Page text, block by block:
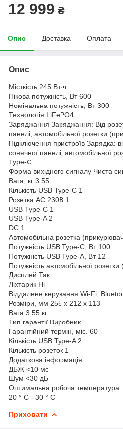
12 999 ₴
Опис Доставка Оплата
Опис
Місткість 245 Вт·ч
Пікова потужність, Вт 600
Номінальна потужність, Вт 300
Технологія LiFePO4
Заряджання Заряджання: Від
панелі, автомобільної розетки
Підключення пристроїв Зарядка:
сонячної панелі, автомобільної
Type-C
Форма вихідного сигналу Чиста
Вага, кг 3.55
Кількість USB Type-C 1
Розетка AC 230В 1
USB Type-C 1
USB Type-A 2
DC 1
Автомобільна розетка
Потужність USB Type-C, Вт 100
Потужність USB Type-A, Вт 12
Потужність автомобільної
Дисплей Так
Ліхтарик Ні
Віддалене керування Wi-Fi,
Розміри, мм 255 x 212 x 113
Вага 3.55 кг
Тип гарантії Виробник
Гарантійний термін, міс. 60
Кількість USB Type-A 2
Кількість розеток 1
Додаткова інформація
ДБЖ <10 мс
Шум <30 дБ
Оптимальна робоча температура
20 ° С - 30 ° С
Приховати